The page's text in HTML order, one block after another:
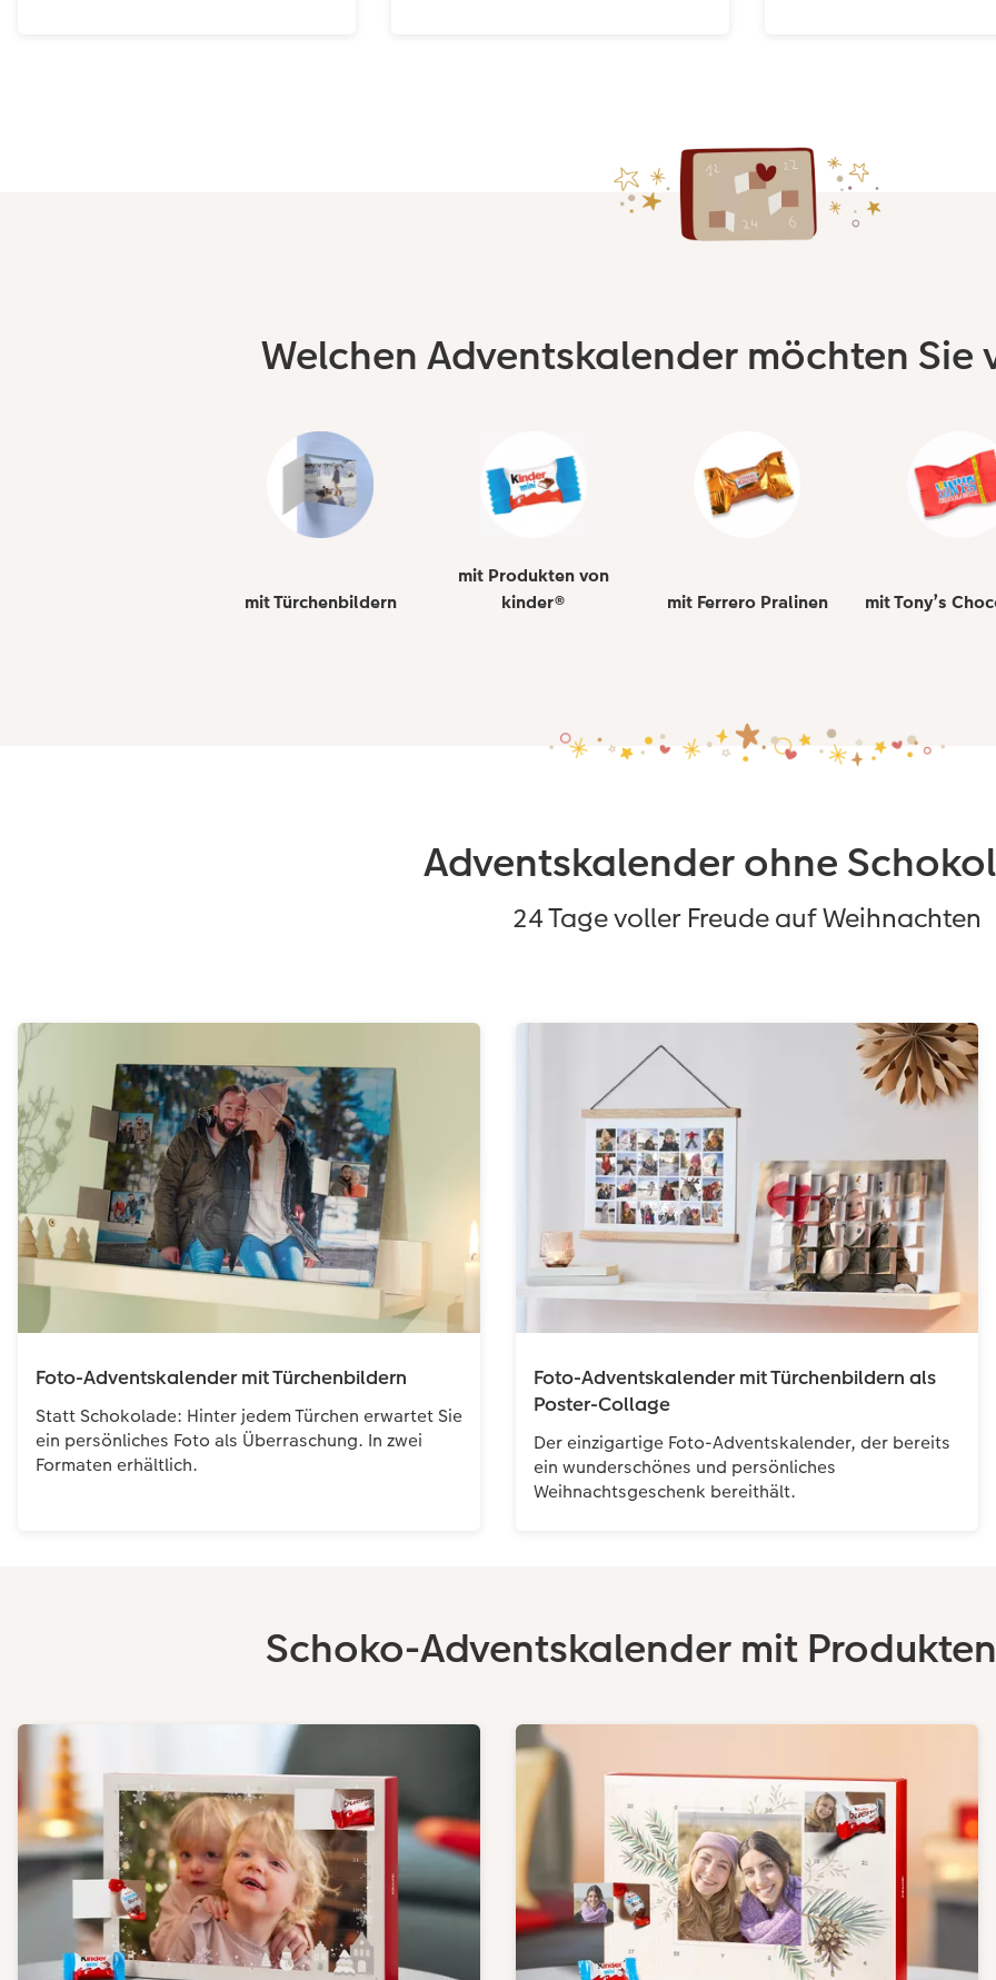
Welchen Adventskalender möchten Sie
mit Türchenbildern
mit Produkten von
kinder®
mit Ferrero Pralinen mit Tony’s
Adventskalender ohne
24 Tage voller Freude auf Weihnachten
Foto-Adventskalender mit Türchenbildern
Statt Schokolade: Hinter jedem Türchen erwartet Sie
ein persönliches Foto als Überraschung. In zwei
Formaten erhältlich.
Foto-Adventskalender mit Türchenbildern als
Poster-Collage
Der einzigartige Foto-Adventskalender, der bereits
ein wunderschönes und persönliches
Weihnachtsgeschenk bereithält.
Schoko-Adventskalender mit